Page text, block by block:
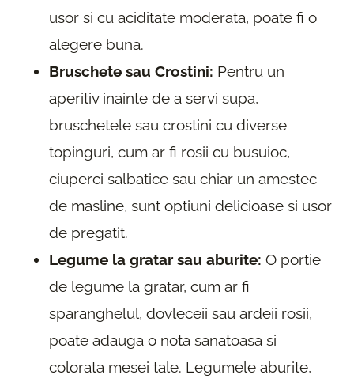
usor si cu aciditate moderata, poate fi o
alegere buna.
Bruschete sau Crostini: Pentru un
aperitiv inainte de a servi supa,
bruschetele sau crostini cu diverse
topinguri, cum ar fi rosii cu busuioc,
ciuperci salbatice sau chiar un amestec
de masline, sunt optiuni delicioase si usor
de pregatit.
Legume la gratar sau aburite: O portie
de legume la gratar, cum ar fi
sparanghelul, dovleceii sau ardeii rosii,
poate adauga o nota sanatoasa si
colorata mesei tale. Legumele aburite,